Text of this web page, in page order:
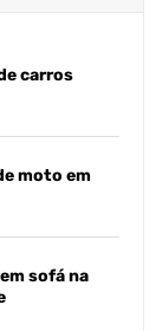
carros
moto em
sofá na